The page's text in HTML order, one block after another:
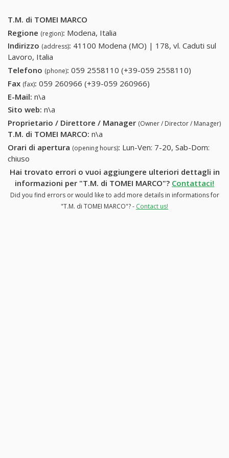
T.M. di TOMEI MARCO
Regione (region): Modena, Italia
Indirizzo (address): 41100 Modena (MO) | 178, vl. Caduti sul
Lavoro, Italia
Telefono (phone): 059 2558110 (+39-059 2558110)
Fax (fax): 059 260966 (+39-059 260966)
E-Mail: n\a
Sito web: n\a
Proprietario / Direttore / Manager (Owner / Director / Manager)
T.M. di TOMEI MARCO: n\a
Orari di apertura (opening hours): Lun-Ven: 7-20, Sab-Dom:
chiuso
Hai trovato errori o vuoi aggiungere ulteriori dettagli in
informazioni per "T.M. di TOMEI MARCO"? Contattaci!
Did you find errors or would like to add more details in informations for
"T.M. di TOMEI MARCO"? - Contact us!